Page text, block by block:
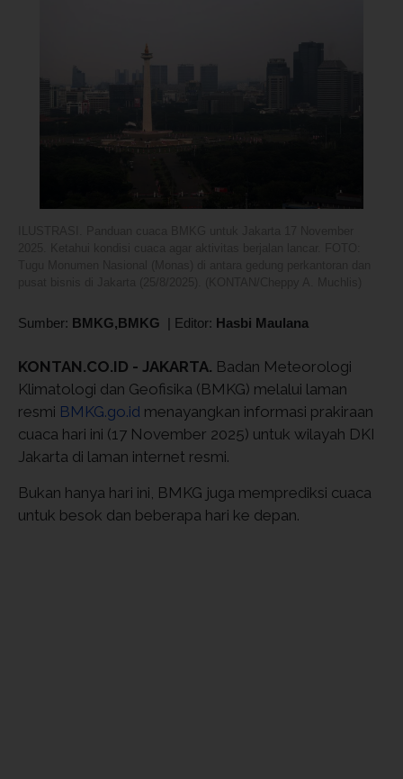
Sumber: BMKG,BMKG | Editor: Hasbi Maulana
KONTAN.CO.ID - JAKARTA. Badan Meteorologi
Klimatologi dan Geofisika (BMKG) melalui laman
resmi BMKG.go.id menayangkan informasi prakiraan
cuaca hari ini (17 November 2025) untuk wilayah DKI
Jakarta di laman internet resmi.
Bukan hanya hari ini, BMKG juga memprediksi cuaca
untuk besok dan beberapa hari ke depan.